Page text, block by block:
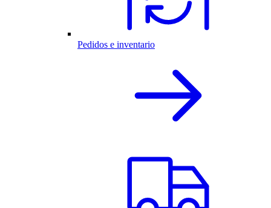
Pedidos e inventario